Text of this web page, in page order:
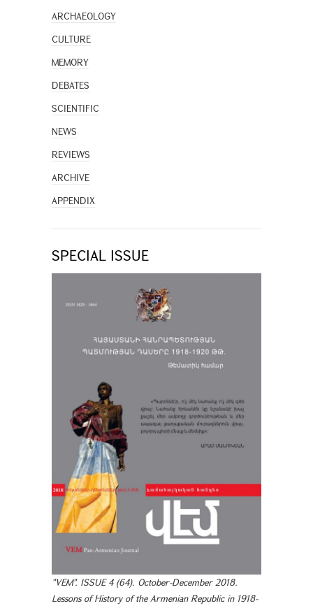
ARCHAEOLOGY
CULTURE
MEMORY
DEBATES
SCIENTIFIC
NEWS
REVIEWS
ARCHIVE
APPENDIX
SPECIAL ISSUE
"VEM". ISSUE 4 (64). October-December 2018.
Lessons of History of the Armenian Republic in 1918-